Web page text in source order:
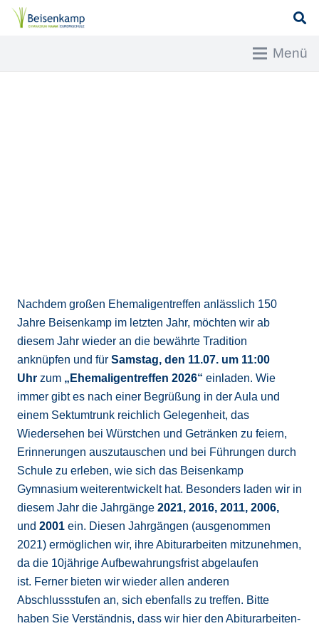
Menü
Nachdem großen Ehemaligentreffen anlässlich 150
Jahre Beisenkamp im letzten Jahr, möchten wir ab
diesem Jahr wieder an die bewährte Tradition
anknüpfen und für Samstag, den 11.07. um 11:00
Uhr zum „Ehemaligentreffen 2026“ einladen. Wie
immer gibt es nach einer Begrüßung in der Aula und
einem Sektumtrunk reichlich Gelegenheit, das
Wiedersehen bei Würstchen und Getränken zu feiern,
Erinnerungen auszutauschen und bei Führungen durch
Schule zu erleben, wie sich das Beisenkamp
Gymnasium weiterentwickelt hat. Besonders laden wir in
diesem Jahr die Jahrgänge 2021, 2016, 2011, 2006,
und 2001 ein. Diesen Jahrgängen (ausgenommen
2021) ermöglichen wir, ihre Abiturarbeiten mitzunehmen,
da die 10jährige Aufbewahrungsfrist abgelaufen
ist. Ferner bieten wir wieder allen anderen
Abschlussstufen an, sich ebenfalls zu treffen. Bitte
haben Sie Verständnis, dass wir hier den Abiturarbeiten-